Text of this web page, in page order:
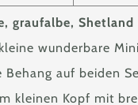
graufalbe, Shetland
wunderbare
Behang auf beiden
kleinen Kopf mit